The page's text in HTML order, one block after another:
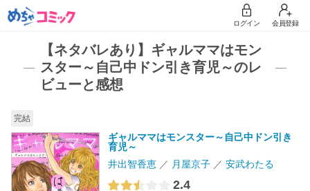
ログイン 会員登録
【ネタバレあり】ギャルママはモン
スター～自己中ドン引き育児～のレ
ビューと感想
完結
ギャルママはモンスター～自己中ドン引き
育児～
井出智香恵
月屋京子 安武わたる
2.4